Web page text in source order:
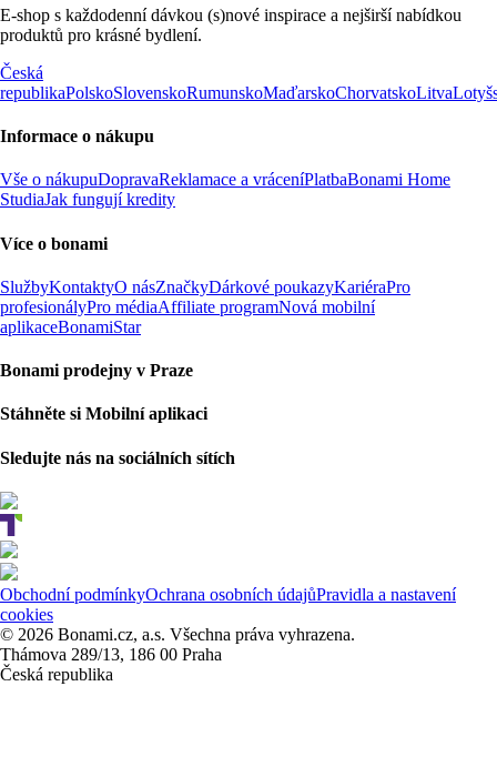
E-shop s každodenní dávkou (s)nové inspirace a nejširší nabídkou
produktů pro krásné bydlení.
Česká
republikaPolskoSlovenskoRumunskoMaďarskoChorvatskoLitva
Informace o nákupu
Vše o nákupuDopravaReklamace a vráceníPlatbaBonami Home
StudiaJak fungují kredity
Více o bonami
SlužbyKontaktyO násZnačkyDárkové poukazyKariéraPro
profesionályPro médiaAffiliate programNová mobilní
aplikaceBonamiStar
Bonami prodejny v Praze
Stáhněte si Mobilní aplikaci
Sledujte nás na sociálních sítích
Obchodní podmínkyOchrana osobních údajůPravidla a nastavení
cookies
© 2026 Bonami.cz, a.s. Všechna práva vyhrazena.
Thámova 289/13, 186 00 Praha
Česká republika